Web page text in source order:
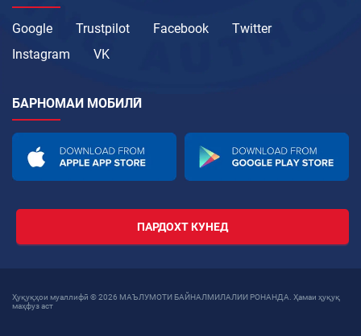
Google Trustpilot Facebook
Twitter
Instagram
VK
БАРНОМАИ МОБИЛӢ
ПАРДОХТ КУНЕД
Ҳуқуқҳои муаллифӣ © 2026 МАЪЛУМОТИ БАЙНАЛМИЛАЛИИ РОНАНДА. Ҳамаи ҳуқуқ
маҳфуз аст